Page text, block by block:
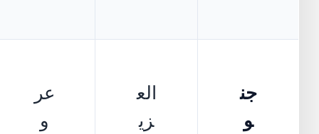
جن
و
الع
زي
عر
و